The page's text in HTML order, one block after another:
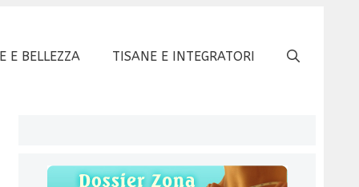
E BELLEZZA TISANE E INTEGRATORI